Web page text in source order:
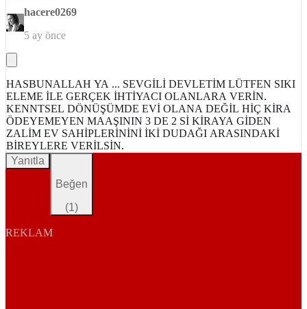
hacere0269
5 ay önce
HASBUNALLAH YA ... SEVGİLİ DEVLETİM LÜTFEN SIKI
ELEME İLE GERÇEK İHTİYACI OLANLARA VERİN.
KENNTSEL DÖNÜŞÜMDE EVİ OLANA DEĞİL HİÇ KİRA
ÖDEYEMEYEN MAAŞININ 3 DE 2 Sİ KİRAYA GİDEN
ZALİM EV SAHİPLERİNİNİ İKİ DUDAĞI ARASINDAKİ
BİREYLERE VERİLSİN.
Yanıtla
Beğen
(1)
REKLAM